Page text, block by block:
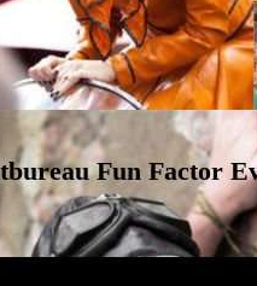
Fun Factor